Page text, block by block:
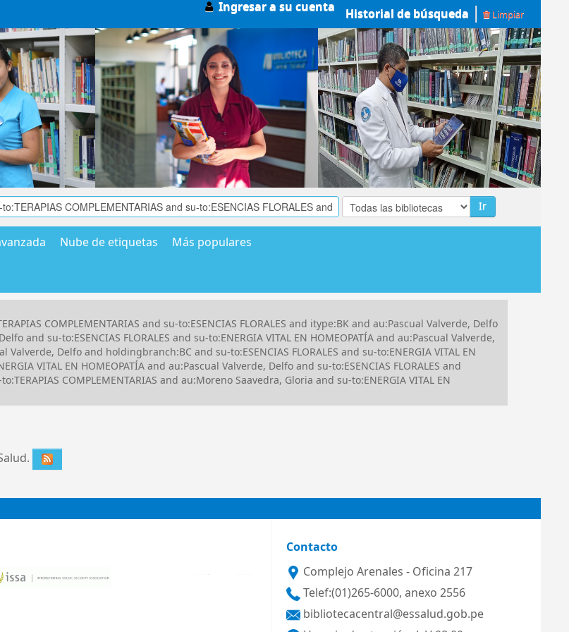
Ingresar a su cuenta Historial de búsqueda Limpiar
Ir
Nube de etiquetas Más populares
COMPLEMENTARIAS and su-to:ESENCIAS FLORALES and itype:BK and au:Pascual Valverde, Delfo
and su-to:ESENCIAS FLORALES and su-to:ENERGIA VITAL EN HOMEOPATÍA and au:Pascual Valverde,
Delfo and holdingbranch:BC and su-to:ESENCIAS FLORALES and su-to:ENERGIA VITAL EN
VITAL EN HOMEOPATÍA and au:Pascual Valverde, Delfo and su-to:ESENCIAS FLORALES and
COMPLEMENTARIAS and au:Moreno Saavedra, Gloria and su-to:ENERGIA VITAL EN
Contacto
Complejo Arenales - Oficina 217
Telef:(01)265-6000, anexo 2556
bibliotecacentral@essalud.gob.pe